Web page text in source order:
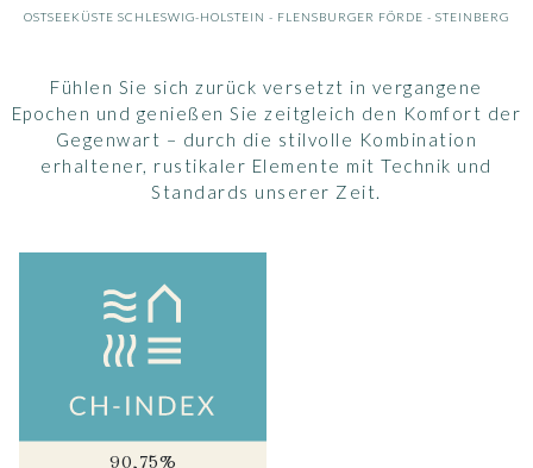
OSTSEEKÜSTE SCHLESWIG-HOLSTEIN - FLENSBURGER FÖRDE - STEINBERG
Fühlen Sie sich zurück versetzt in vergangene
Epochen und genießen Sie zeitgleich den Komfort der
Gegenwart – durch die stilvolle Kombination
erhaltener, rustikaler Elemente mit Technik und
Standards unserer Zeit.
90,75%